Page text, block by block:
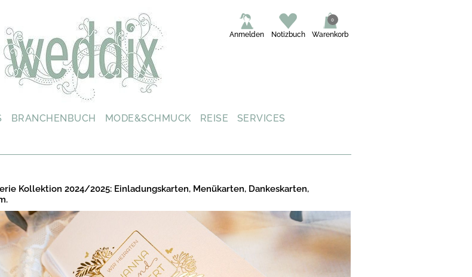
Warenkorb
0
Notizbuch
Anmelden
BRANCHENBUCH MODE&SCHMUCK REISE SERVICES
Kollektion 2024/2025: Einladungskarten, Menükarten, Dankeskarten,